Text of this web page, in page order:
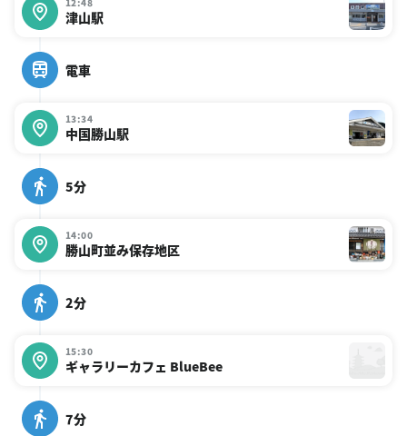
津山駅
電車
13:34
中国勝山駅
5分
14:00
勝山町並み保存地区
2分
15:30
ギャラリーカフェ BlueBee
7分